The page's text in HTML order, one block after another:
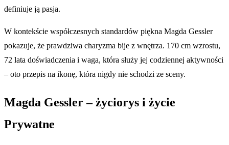
definiuje ją pasja.
W kontekście współczesnych standardów piękna Magda Gessler
pokazuje, że prawdziwa charyzma bije z wnętrza. 170 cm wzrostu,
72 lata doświadczenia i waga, która służy jej codziennej aktywności
– oto przepis na ikonę, która nigdy nie schodzi ze sceny.
Magda Gessler – życiorys i życie
Prywatne